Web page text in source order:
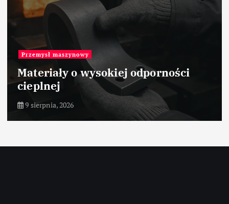
Przemysł maszynowy
Materiały o wysokiej odporności
cieplnej
9 sierpnia, 2026